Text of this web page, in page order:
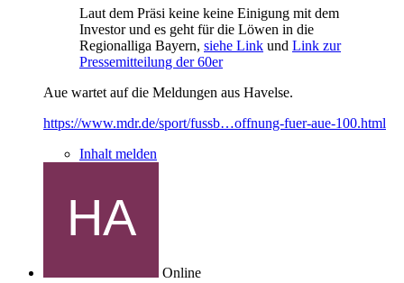
Laut dem Präsi keine keine Einigung mit dem
Investor und es geht für die Löwen in die
Regionalliga Bayern, siehe Link und Link zur
Pressemitteilung der 60er
Aue wartet auf die Meldungen aus Havelse.
https://www.mdr.de/sport/fussb…offnung-fuer-aue-100.html
Inhalt melden
Online